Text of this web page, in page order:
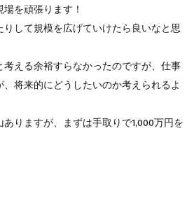
を頑張ります！
して規模を広げていけたら良いなと思
える余裕すらなかったのですが、仕事
将来的にどうしたいのか考えられるよ
りますが、まずは手取りで1,000万円を